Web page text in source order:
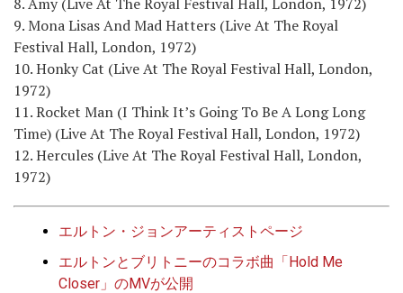
9. Mona Lisas And Mad Hatters (Live At The Royal
Festival Hall, London, 1972)
10. Honky Cat (Live At The Royal Festival Hall, London,
1972)
11. Rocket Man (I Think It’s Going To Be A Long Long
Time) (Live At The Royal Festival Hall, London, 1972)
12. Hercules (Live At The Royal Festival Hall, London,
1972)
エルトン・ジョンアーティストページ
エルトンとブリトニーのコラボ曲「Hold Me
Closer」のMVが公開